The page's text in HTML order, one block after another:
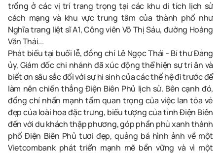
trồng ở các vị trí trang trọng tại các khu di tích lịch sử
cách mạng và khu vực trung tâm của thành phố như
Nghĩa trang liệt sĩ A1, Công viên Võ Thị Sáu, đường Hoàng
Văn Thái...
Phát biểu tại buổi lễ, đồng chí Lê Ngọc Thái - Bí thư Đảng
ủy, Giám đốc chi nhánh đã xúc động thể hiện sự tri ân và
biết ơn sâu sắc đối với sự hi sinh của các thế hệđi trước để
làm nên chiến thắng Điện Biên Phủ lịch sử. Bên cạnh đó,
đồng chí nhấn mạnh tầm quan trọng của việc lan tỏa vẻ
đẹp của loài hoa đặc trưng, biểu tượng của tỉnh Điện Biên
đến với du khách thập phương, góp phần phủ xanh thành
phố Điện Biên Phủ tươi đẹp, quảng bá hình ảnh về một
Vietcombank phát triển mạnh mẽ bền vững và vì một